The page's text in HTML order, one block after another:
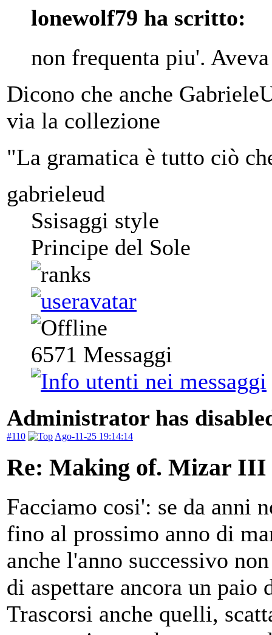
lonewolf79 ha scritto:
non frequenta piu'.
Dicono che anche
via la collezione
"La gramatica è tutto ciò
gabrieleud
Ssisaggi style
Principe del Sole
6571 Messaggi
Administrator has
#110 Ago-11-25 19:14:14
Re: Making of. Mizar III
Facciamo cosi': se da anni
fino al prossimo anno di
anche l'anno successivo
di aspettare ancora un
Trascorsi anche quelli,